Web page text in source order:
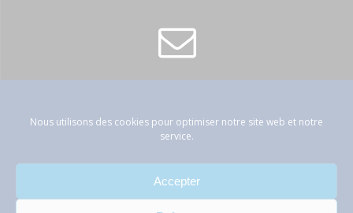
Nous utilisons des cookies pour optimiser notre site web et notre
service.
Accepter
01 42 89 66 53